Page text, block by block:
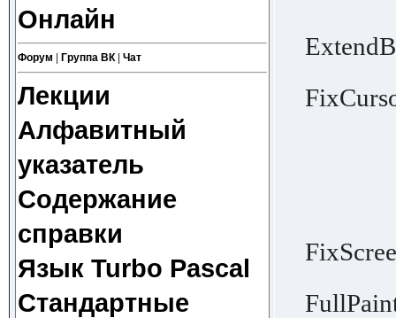
Онлайн
Форум Группа ВК| Чат
Лекции
Алфавитный
указатель
Содержание
справки
Язык Turbo Pascal
Стандартные